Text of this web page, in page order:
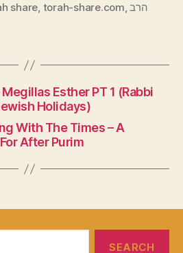
share, torah-share.com,הרב
Esther PT 1 (Rabbi
Holidays)
With The Times – A
After Purim